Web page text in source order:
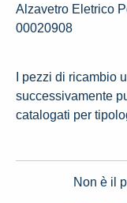
Alzavetro Eletrico
00020908
I pezzi di ricambio
successivamente
catalogati per
Non è il